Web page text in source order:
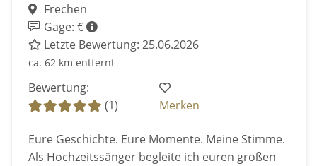
Frechen
Gage: €
Letzte Bewertung: 25.06.2026
ca. 62 km entfernt
Bewertung:
(1)
Merken
Eure Geschichte. Eure Momente. Meine Stimme.
Als Hochzeitssänger begleite ich euren großen